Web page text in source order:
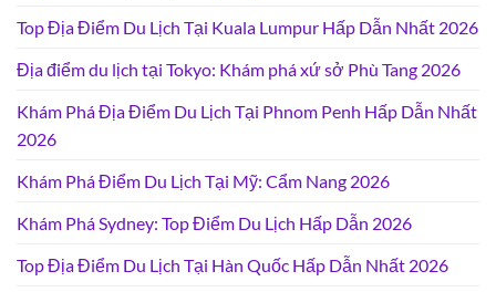
Top Địa Điểm Du Lịch Tại Kuala Lumpur Hấp Dẫn Nhất 2026
Địa điểm du lịch tại Tokyo: Khám phá xứ sở Phù Tang 2026
Khám Phá Địa Điểm Du Lịch Tại Phnom Penh Hấp Dẫn Nhất
2026
Khám Phá Điểm Du Lịch Tại Mỹ: Cẩm Nang 2026
Khám Phá Sydney: Top Điểm Du Lịch Hấp Dẫn 2026
Top Địa Điểm Du Lịch Tại Hàn Quốc Hấp Dẫn Nhất 2026